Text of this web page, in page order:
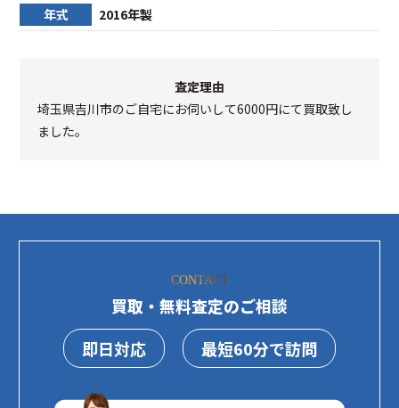
年式 2016年製
査定理由
埼玉県吉川市のご自宅にお伺いして6000円にて買取致し
ました。
CONTACT
買取・無料査定のご相談
即日対応
最短60分で訪問